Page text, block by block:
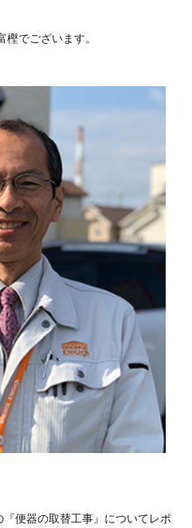
でございます。
便器の取替工事』についてレポ